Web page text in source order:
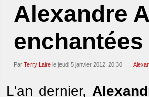
Alexandre
enchantées
Par Terry Laire le jeudi 5 janvier 2012, 20:30
L'an dernier,